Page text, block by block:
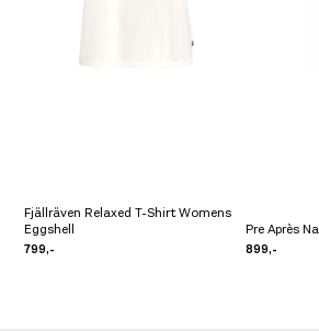
Fjällräven Relaxed T-Shirt Womens
Eggshell
799,-
Pre Après
899,-